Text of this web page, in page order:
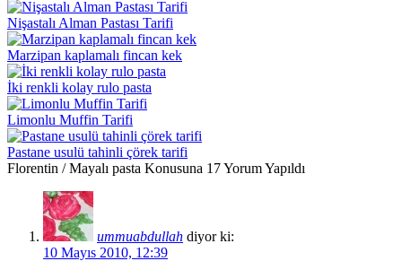
Nişastalı Alman Pastası Tarifi
Marzipan kaplamalı fincan kek
İki renkli kolay rulo pasta
Limonlu Muffin Tarifi
Pastane usulü tahinli çörek tarifi
Florentin / Mayalı pasta Konusuna 17 Yorum Yapıldı
ummuabdullah diyor ki:
10 Mayıs 2010, 12:39